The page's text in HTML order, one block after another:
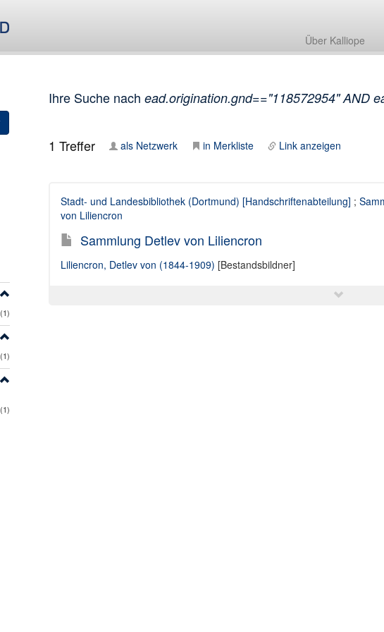
Über Kalliope
(1)
(1)
(1)
Ihre Suche nach ead.origination.gnd=="118572954" AND
1 Treffer als Netzwerk in Merkliste Link anzeigen
Stadt- und Landesbibliothek (Dortmund) [Handschriftenabteilung] ;
von Liliencron
Sammlung Detlev von Liliencron
Liliencron, Detlev von (1844-1909) [Bestandsbildner]